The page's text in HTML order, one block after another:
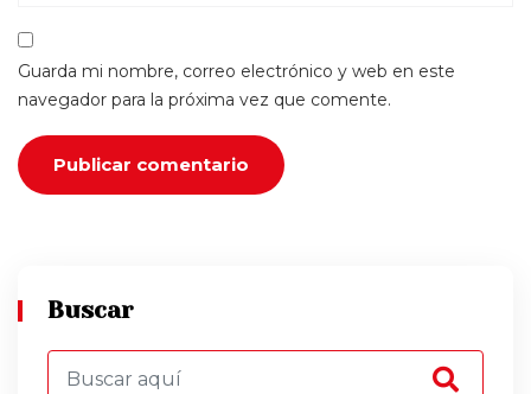
Guarda mi nombre, correo electrónico y web en este
navegador para la próxima vez que comente.
Buscar